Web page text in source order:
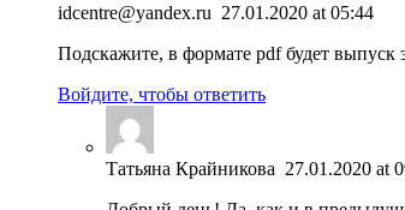
idcentre@yandex.ru 27.01.2020 at 05:44
Подскажите, в формате pdf будет выпуск
Войдите, чтобы ответить
Татьяна Крайникова 27.01.2020 at